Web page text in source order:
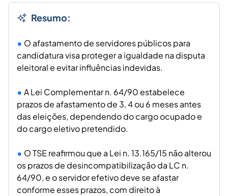
Resumo:
O afastamento de servidores públicos para
candidatura visa proteger a igualdade na disputa
eleitoral e evitar influências indevidas.
A Lei Complementar n. 64/90 estabelece
prazos de afastamento de 3, 4 ou 6 meses antes
das eleições, dependendo do cargo ocupado e
do cargo eletivo pretendido.
O TSE reafirmou que a Lei n. 13.165/15 não alterou
os prazos de desincompatibilização da LC n.
64/90, e o servidor efetivo deve se afastar
conforme esses prazos, com direito à